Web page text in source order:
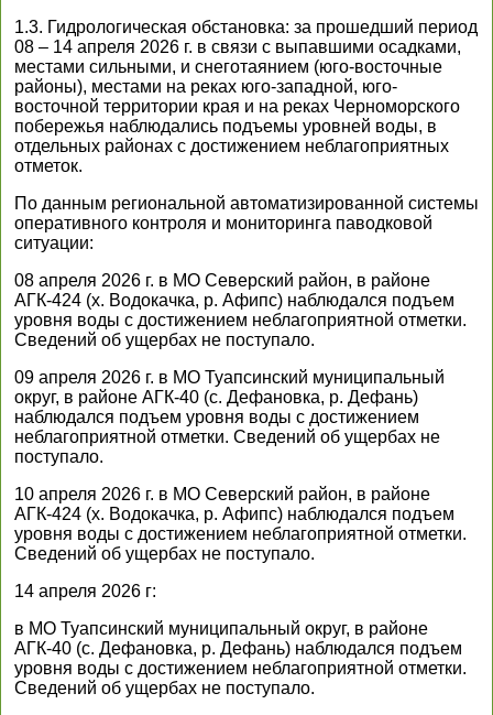
1.3. Гидрологическая обстановка: за прошедший период
08 – 14 апреля 2026 г. в связи с выпавшими осадками,
местами сильными, и снеготаянием (юго-восточные
районы), местами на реках юго-западной, юго-
восточной территории края и на реках Черноморского
побережья наблюдались подъемы уровней воды, в
отдельных районах с достижением неблагоприятных
отметок.
По данным региональной автоматизированной системы
оперативного контроля и мониторинга паводковой
ситуации:
08 апреля 2026 г. в МО Северский район, в районе
АГК-424 (х. Водокачка, р. Афипс) наблюдался подъем
уровня воды с достижением неблагоприятной отметки.
Сведений об ущербах не поступало.
09 апреля 2026 г. в МО Туапсинский муниципальный
округ, в районе АГК-40 (с. Дефановка, р. Дефань)
наблюдался подъем уровня воды с достижением
неблагоприятной отметки. Сведений об ущербах не
поступало.
10 апреля 2026 г. в МО Северский район, в районе
АГК-424 (х. Водокачка, р. Афипс) наблюдался подъем
уровня воды с достижением неблагоприятной отметки.
Сведений об ущербах не поступало.
14 апреля 2026 г:
в МО Туапсинский муниципальный округ, в районе
АГК-40 (с. Дефановка, р. Дефань) наблюдался подъем
уровня воды с достижением неблагоприятной отметки.
Сведений об ущербах не поступало.